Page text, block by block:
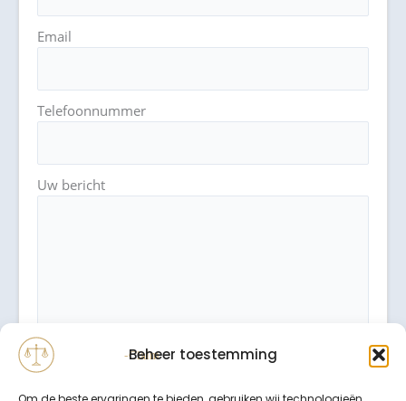
Beheer toestemming
Email
Telefoonnummer
Uw bericht